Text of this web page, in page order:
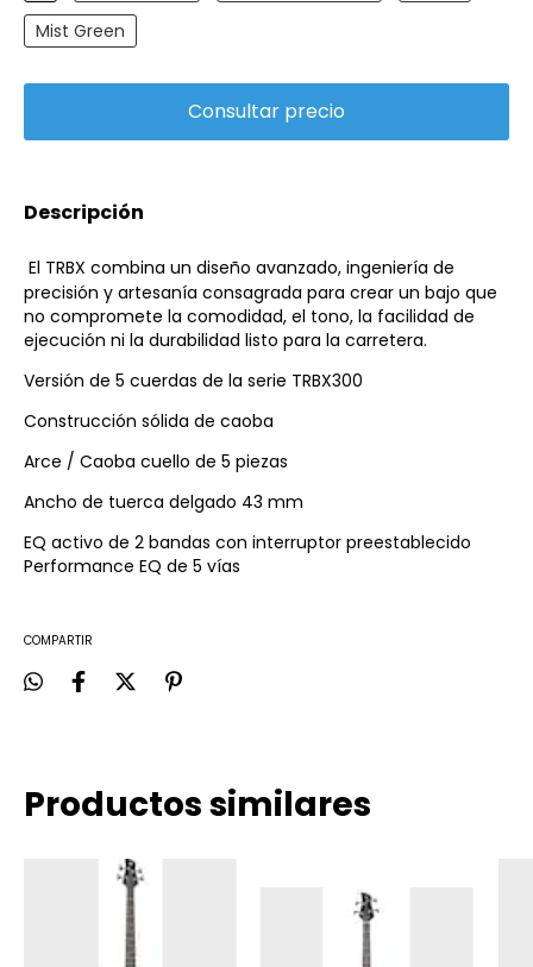
Mist Green
Descripción
El TRBX combina un diseño avanzado, ingeniería de
precisión y artesanía consagrada para crear un bajo que
no compromete la comodidad, el tono, la facilidad de
ejecución ni la durabilidad listo para la carretera.
Versión de 5 cuerdas de la serie TRBX300
Construcción sólida de caoba
Arce / Caoba cuello de 5 piezas
Ancho de tuerca delgado 43 mm
EQ activo de 2 bandas con interruptor preestablecido
Performance EQ de 5 vías
COMPARTIR
Productos similares